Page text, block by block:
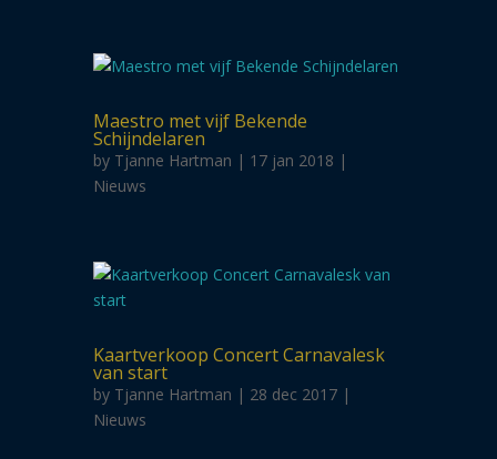
Maestro met vijf Bekende
Schijndelaren
by Tjanne Hartman | 17 jan 2018 |
Nieuws
Kaartverkoop Concert Carnavalesk
van start
by Tjanne Hartman | 28 dec 2017 |
Nieuws